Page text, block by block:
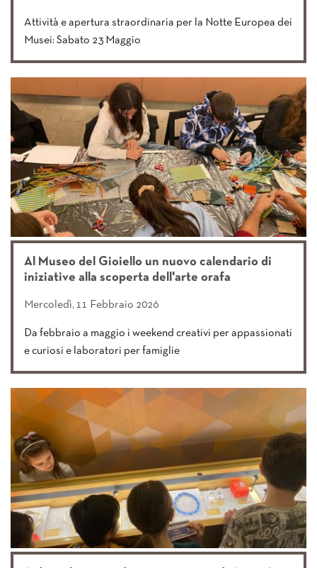
Attività e apertura straordinaria per la Notte Europea dei
Musei: Sabato 23 Maggio
Al Museo del Gioiello un nuovo calendario di
iniziative alla scoperta dell'arte orafa
Mercoledì, 11 Febbraio 2026
Da febbraio a maggio i weekend creativi per appassionati
e curiosi e laboratori per famiglie